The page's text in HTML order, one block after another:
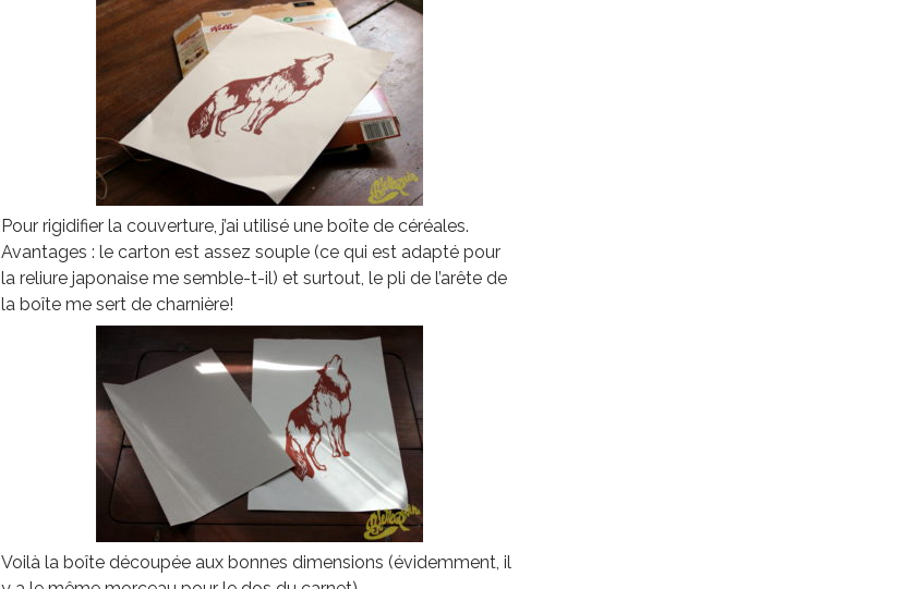
Pour rigidifier la couverture, j’ai utilisé une boîte de céréales.
Avantages : le carton est assez souple (ce qui est adapté pour
la reliure japonaise me semble-t-il) et surtout, le pli de l’arête de
la boîte me sert de charnière!
Voilà la boîte découpée aux bonnes dimensions (évidemment, il